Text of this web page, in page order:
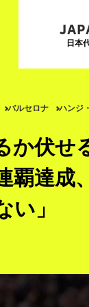
日本
バルセロナ ハンジ
か伏
覇達成
い」